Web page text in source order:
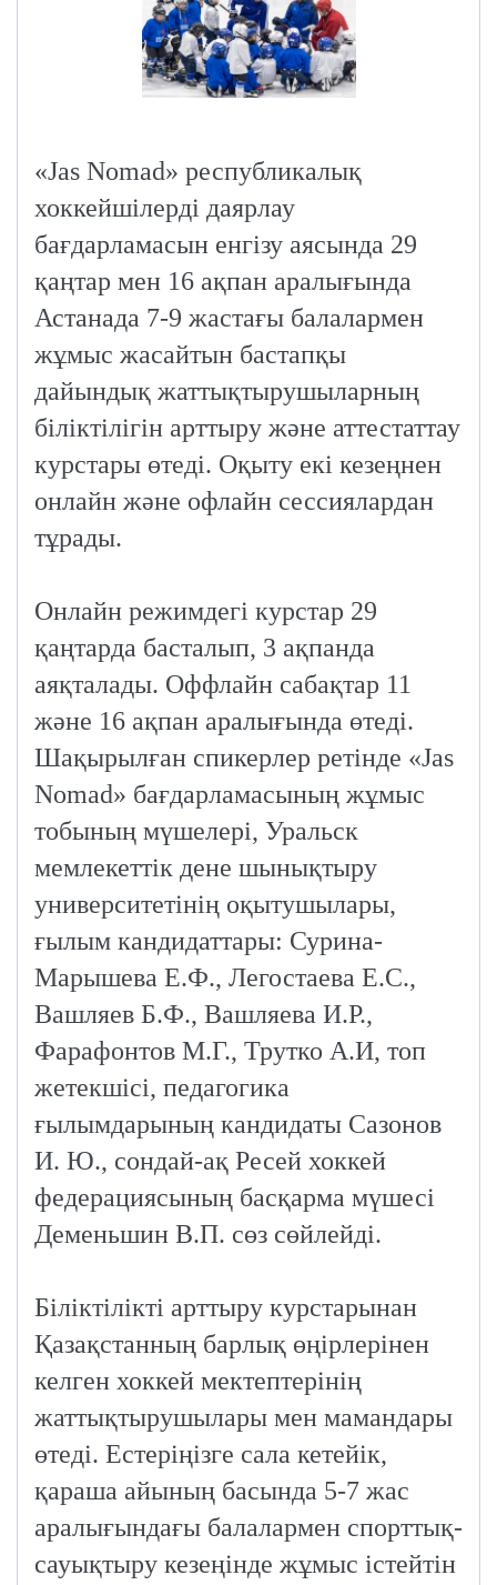
«Jas Nomad» республикалық
хоккейшілерді даярлау
бағдарламасын енгізу аясында 29
қаңтар мен 16 ақпан аралығында
Астанада 7-9 жастағы балалармен
жұмыс жасайтын бастапқы
дайындық жаттықтырушыларның
біліктілігін арттыру және аттестаттау
курстары өтеді. Оқыту екі кезеңнен
онлайн және офлайн сессиялардан
тұрады.
Онлайн режимдегі курстар 29
қаңтарда басталып, 3 ақпанда
аяқталады. Оффлайн сабақтар 11
және 16 ақпан аралығында өтеді.
Шақырылған спикерлер ретінде «Jas
Nomad» бағдарламасының жұмыс
тобының мүшелері, Уральск
мемлекеттік дене шынықтыру
университетінің оқытушылары,
ғылым кандидаттары: Сурина-
Марышева Е.Ф., Легостаева Е.С.,
Вашляев Б.Ф., Вашляева И.Р.,
Фарафонтов М.Г., Трутко А.И, топ
жетекшісі, педагогика
ғылымдарының кандидаты Сазонов
И. Ю., сондай-ақ Ресей хоккей
федерациясының басқарма мүшесі
Деменьшин В.П. сөз сөйлейді.
Біліктілікті арттыру курстарынан
Қазақстанның барлық өңірлерінен
келген хоккей мектептерінің
жаттықтырушылары мен мамандары
өтеді. Естеріңізге сала кетейік,
қараша айының басында 5-7 жас
аралығындағы балалармен спорттық-
сауықтыру кезеңінде жұмыс істейтін